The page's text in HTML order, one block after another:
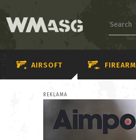
AIRSOFT FIREARM
REKLAMA